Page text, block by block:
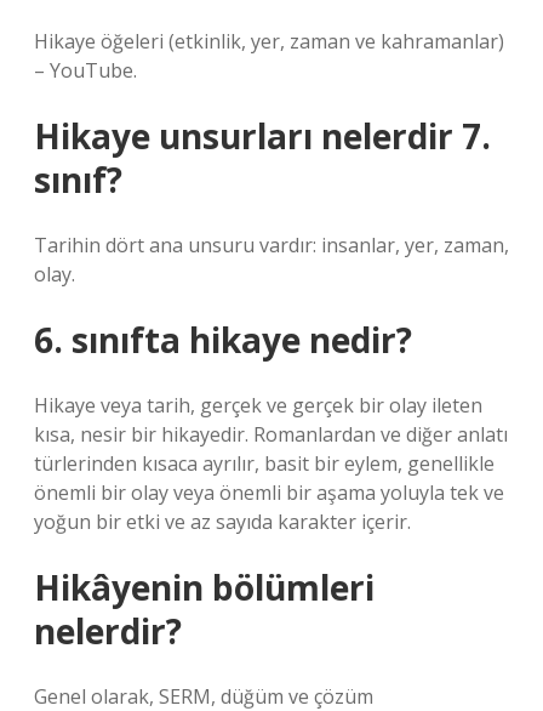
Hikaye öğeleri (etkinlik, yer, zaman ve kahramanlar)
– YouTube.
Hikaye unsurları nelerdir 7.
sınıf?
Tarihin dört ana unsuru vardır: insanlar, yer, zaman,
olay.
6. sınıfta hikaye nedir?
Hikaye veya tarih, gerçek ve gerçek bir olay ileten
kısa, nesir bir hikayedir. Romanlardan ve diğer anlatı
türlerinden kısaca ayrılır, basit bir eylem, genellikle
önemli bir olay veya önemli bir aşama yoluyla tek ve
yoğun bir etki ve az sayıda karakter içerir.
Hikâyenin bölümleri
nelerdir?
Genel olarak, SERM, düğüm ve çözüm